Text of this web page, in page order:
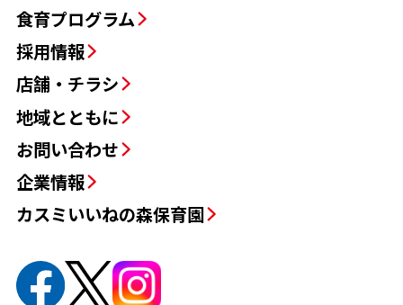
食育プログラム
採用情報
店舗・チラシ
地域とともに
お問い合わせ
企業情報
カスミいいねの森保育園